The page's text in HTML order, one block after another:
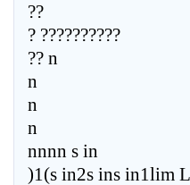
??
? ??????????
?? n
n
n
n
nnnn s in
)1(s in2s ins in1lim L